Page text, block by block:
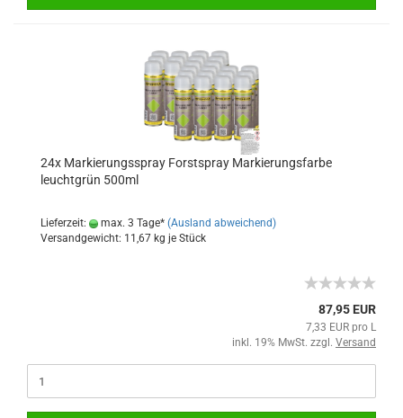
24x Markierungsspray Forstspray Markierungsfarbe
leuchtgrün 500ml
Lieferzeit: max. 3 Tage* (Ausland abweichend)
Versandgewicht: 11,67 kg je Stück
87,95 EUR
7,33 EUR pro L
inkl. 19% MwSt. zzgl. Versand